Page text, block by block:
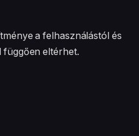
a felhasználástól és
eltérhet.